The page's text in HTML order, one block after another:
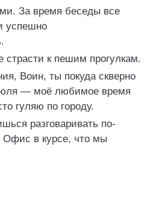
За время беседы все
успешно
к пешим прогулкам.
Воин, ты покуда скверно
— моё любимое время
гуляю по городу.
разговаривать по-
Офис в курсе, что мы